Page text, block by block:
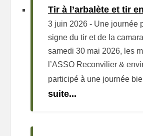
Tir à l’arbalète et tir
3 juin 2026 - Une journée
signe du tir et de la
samedi 30 mai 2026, les
l’ASSO Reconvilier &
participé à une journée
suite...